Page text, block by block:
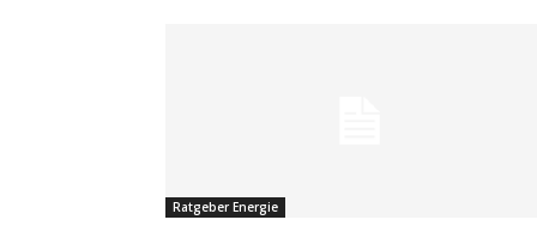
Ratgeber Energie